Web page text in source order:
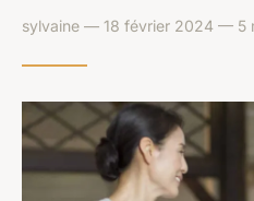
sylvaine — 18 février 2024 — 5